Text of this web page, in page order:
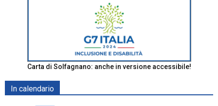
Carta di Solfagnano: anche in versione accessibile!
In calendario